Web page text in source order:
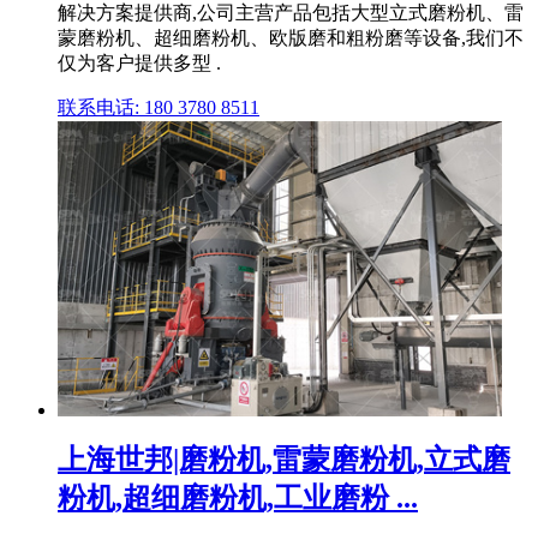
解决方案提供商,公司主营产品包括大型立式磨粉机、雷
蒙磨粉机、超细磨粉机、欧版磨和粗粉磨等设备,我们不
仅为客户提供多型 .
联系电话: 180 3780 8511
上海世邦|磨粉机,雷蒙磨粉机,立式磨
粉机,超细磨粉机,工业磨粉 ...